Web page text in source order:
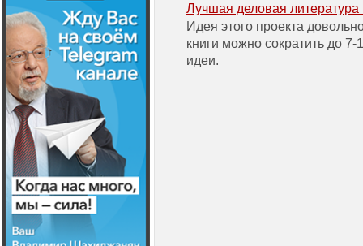
Лучшая деловая литература
Идея этого проекта
книги можно сократить до
идеи.